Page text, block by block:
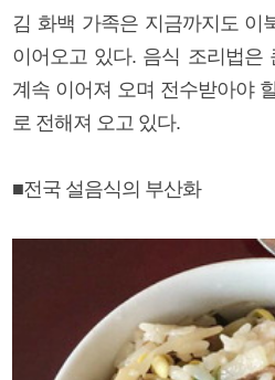
김 화백 가족은 지금까지도 이
이어오고 있다. 음식 조리법은
계속 이어져 오며 전수받아야
로 전해져 오고 있다.
■전국 설음식의 부산화